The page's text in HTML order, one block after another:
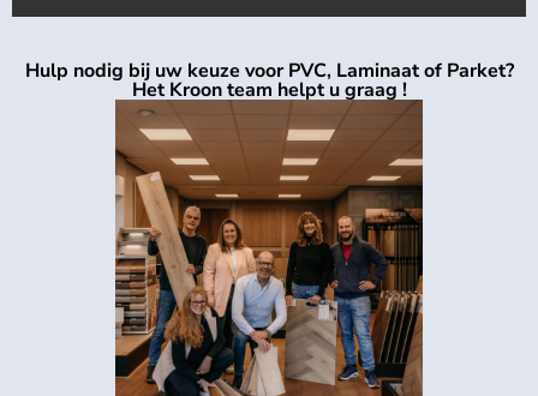
Hulp nodig bij uw keuze voor PVC, Laminaat of Parket?
Het Kroon team helpt u graag !